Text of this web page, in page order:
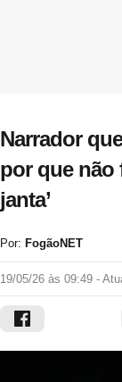
Narrador
por que não
janta’
Por: FogãoNET
19/05/26 às 09:49 -